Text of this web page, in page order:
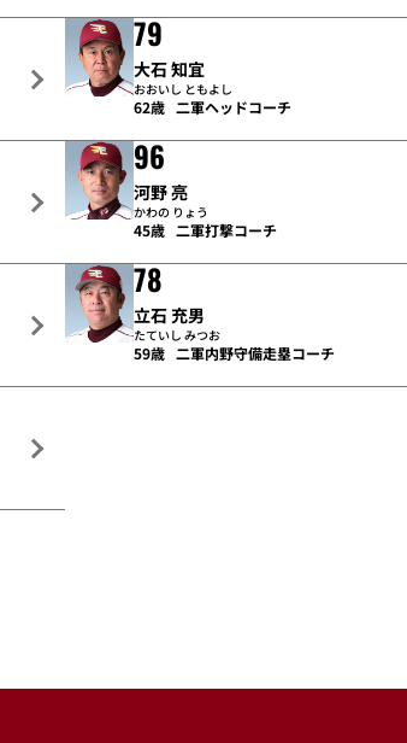
79
大石 知宜
おおいし ともよし
62歳 二軍ヘッドコーチ
96
河野 亮
かわの りょう
45歳 二軍打撃コーチ
78
立石 充男
たていし みつお
59歳 二軍内野守備走塁コーチ